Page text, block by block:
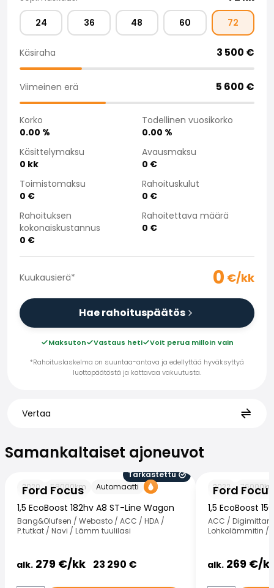
Saka Select
Uutiset ja kampanjat
Yritys
Saka Finland Oy
Hallinto
Ostotiimi
Yhteydenotto
Rekrytointi
Medialle
Reklamaatiot
24 36 48 60 72
Käsiraha 3 500 €
Viimeinen erä 5 600 €
Korko
0.00 %
Todellinen vuosikorko
0.00 %
Käsittelymaksu
0 kk
Avausmaksu
0 €
Toimistomaksu
0 €
Rahoituskulut
0 €
Rahoituksen
kokonaiskustannus
0 €
Rahoitettava määrä
0 €
Kuukausierä* 0 €/kk
Hae rahoituspäätös
Maksuton Vastaus heti
Voit perua milloin vain
*Rahoituslaskelma on suuntaa-antava ja edellyttää hyväksyttyä
luottopäätöstä ja kattavaa vakuutusta.
Vertaa
Samankaltaiset ajoneuvot
Ford Focus
Tarkastettu
2020
58000km Automaatti
1,5 EcoBoost 182hv A8 ST-Line Wagon
Bang&Olufsen / Webasto / ACC / HDA /
P.tutkat / Navi / Lämm tuulilasi
alk. 279 €/kk 23 290 €
Ford Focus
2022 76000
1,5 EcoBoost
ACC /
Lohkolämmitin /
alk. 269 €/